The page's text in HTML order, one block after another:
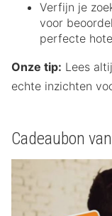
Verfijn je
voor
perfecte
Onze tip: Lees
echte inzichten
Cadeaubon